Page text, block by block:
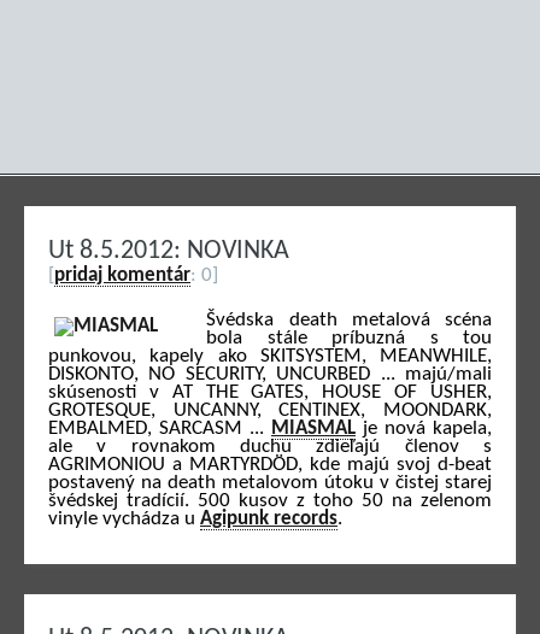
Ut 8.5.2012: NOVINKA
pridaj komentár: 0]
Švédska death metalová scéna
bola stále príbuzná s tou
punkovou, kapely ako SKITSYSTEM, MEANWHILE,
DISKONTO, NO SECURITY, UNCURBED ... majú/mali
skúsenosti v AT THE GATES, HOUSE OF USHER,
GROTESQUE, UNCANNY, CENTINEX, MOONDARK,
EMBALMED, SARCASM ... MIASMAL je nová kapela,
ale v rovnakom duchu zdieľajú členov s
AGRIMONIOU a MARTYRDÖD, kde majú svoj d-beat
postavený na death metalovom útoku v čistej starej
švédskej tradícií. 500 kusov z toho 50 na zelenom
vinyle vychádza u Agipunk records.